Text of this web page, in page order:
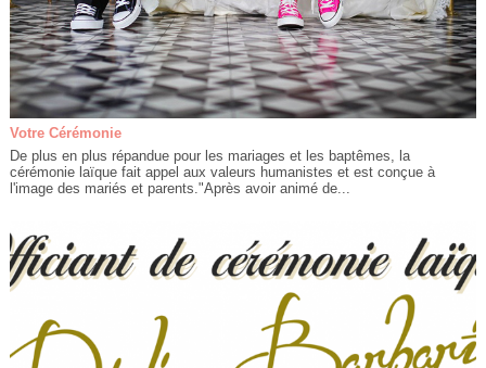
Votre Cérémonie
De plus en plus répandue pour les mariages et les baptêmes, la
cérémonie laïque fait appel aux valeurs humanistes et est conçue à
l'image des mariés et parents."Après avoir animé de...